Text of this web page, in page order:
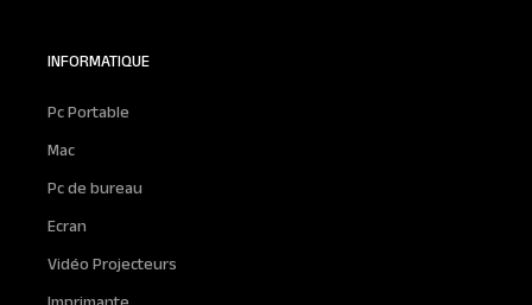
INFORMATIQUE
Pc Portable
Mac
Pc de bureau
Ecran
Vidéo Projecteurs